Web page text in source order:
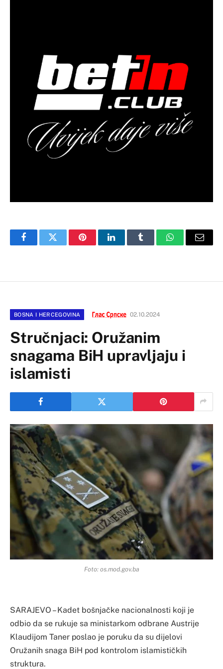
FacebookTwitter PinterestLinkedInTumblr WhatsAppEmail
BOSNA I HERCEGOVINA 02.10.2024
Stručnjaci: Oružanim
snagama BiH upravljaju i
islamisti
Foto: os.mod.gov.ba
SARAJEVO – Kadet bošnjačke nacionalnosti koji je
odbio da se rukuje sa ministarkom odbrane Austrije
Klaudijom Taner poslao je poruku da su dijelovi
Oružanih snaga BiH pod kontrolom islamističkih
struktura.